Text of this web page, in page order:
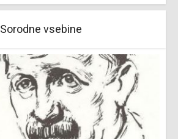
Sorodne vsebine